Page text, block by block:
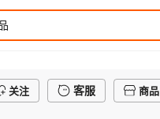
关注 客服
商品